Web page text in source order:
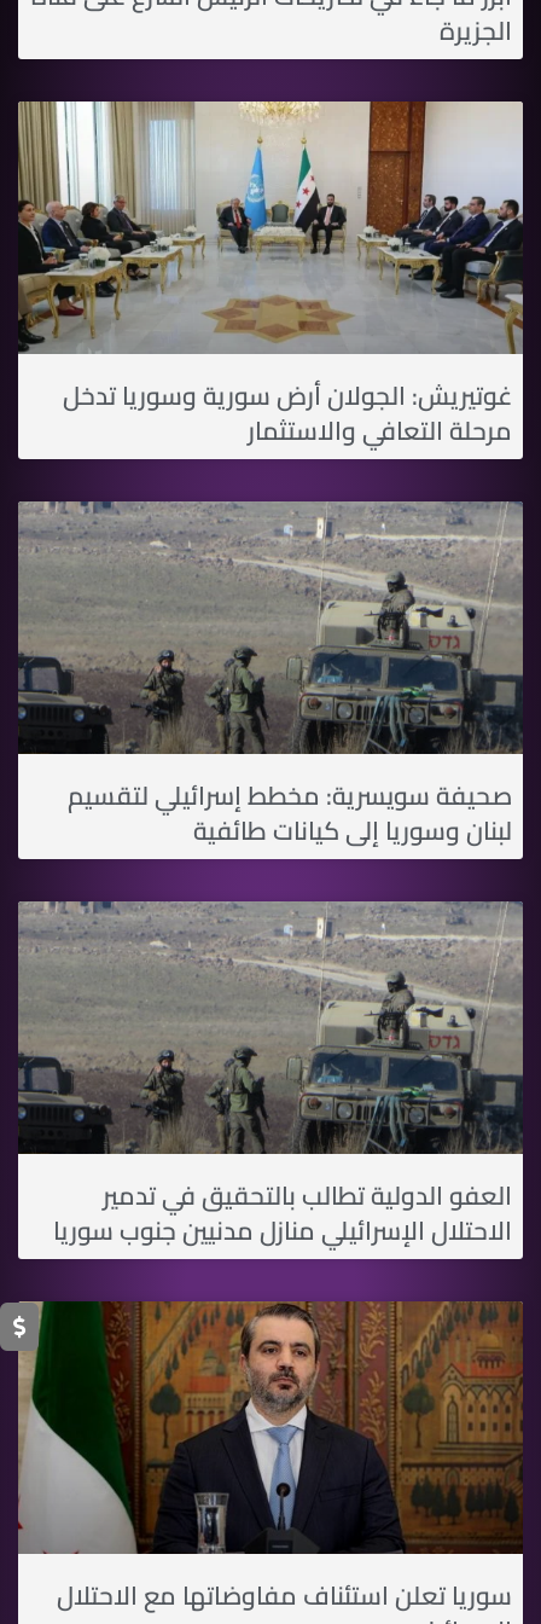
الجزيرة
غوتيريش: الجولان أرض سورية وسوريا تدخل
مرحلة التعافي والاستثمار
صحيفة سويسرية: مخطط إسرائيلي لتقسيم
لبنان وسوريا إلى كيانات طائفية
العفو الدولية تطالب بالتحقيق في تدمير
الاحتلال الإسرائيلي منازل مدنيين جنوب سوريا
سوريا تعلن استئناف مفاوضاتها مع الاحتلال